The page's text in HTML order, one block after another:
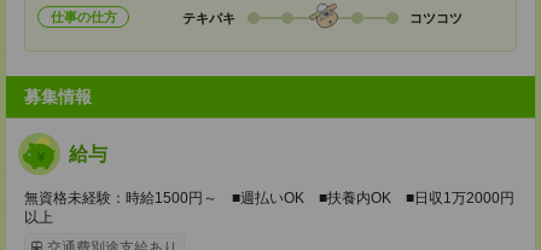
仕事の仕方 テキパキ コツコツ
募集情報
給与
無資格未経験：時給1500円～ ■週払いOK ■扶養内OK ■日収1万2000円
以上